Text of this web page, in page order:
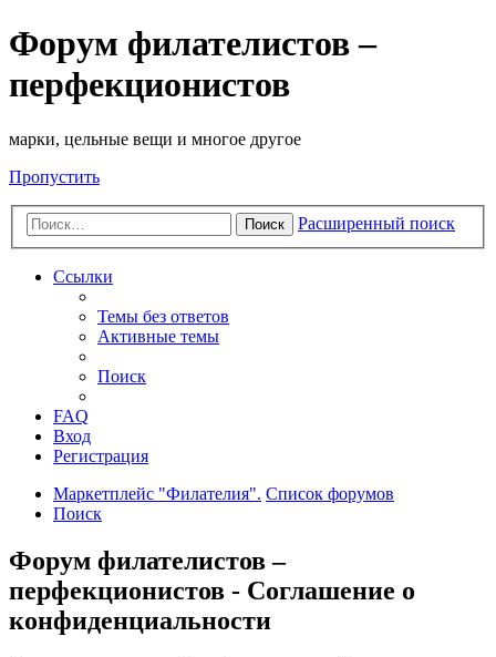
Форум филателистов –
перфекционистов
марки, цельные вещи и многое другое
Пропустить
Поиск Расширенный поиск
Ссылки
Темы без ответов
Активные темы
Поиск
FAQ
Вход
Регистрация
Маркетплейс "Филателия". Список форумов
Поиск
Форум филателистов –
перфекционистов - Соглашение о
конфиденциальности